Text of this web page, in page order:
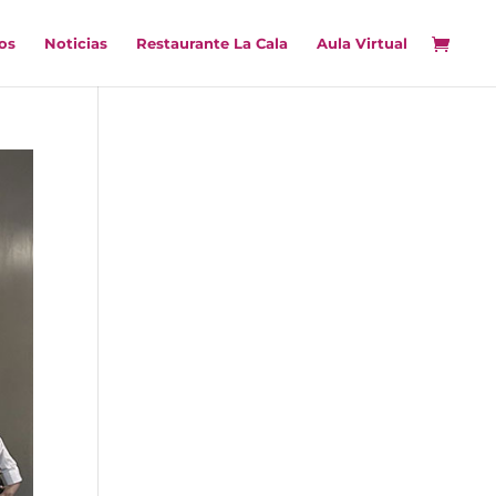
Noticias Restaurante La Cala Aula Virtual